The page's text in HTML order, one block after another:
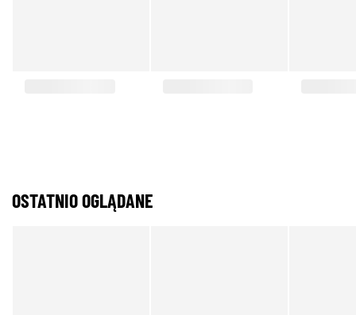
OSTATNIO OGLĄDANE